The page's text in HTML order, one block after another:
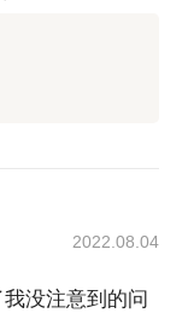
2022.08.04
没注意到的问